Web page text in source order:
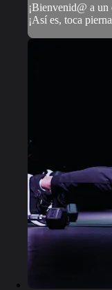
¡Bienvenid@ a
¡Así es, toca